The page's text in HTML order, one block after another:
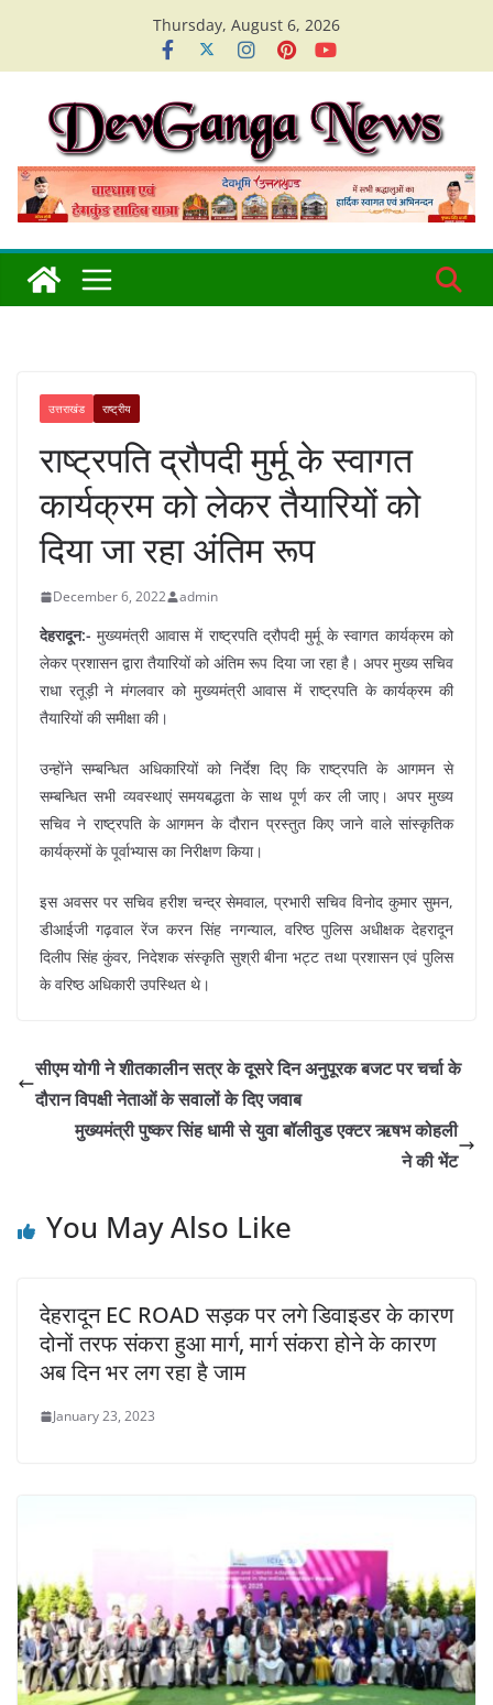
content
Thursday, August 6, 2026
उत्तराखंड राष्ट्रीय
राष्ट्रपति द्रौपदी मुर्मू के स्वागत
कार्यक्रम को लेकर तैयारियों को
दिया जा रहा अंतिम रूप
December 6, 2022 admin
देहरादून:- मुख्यमंत्री आवास में राष्ट्रपति द्रौपदी मुर्मू के स्वागत कार्यक्रम को
लेकर प्रशासन द्वारा तैयारियों को अंतिम रूप दिया जा रहा है। अपर मुख्य सचिव
राधा रतूड़ी ने मंगलवार को मुख्यमंत्री आवास में राष्ट्रपति के कार्यक्रम की
तैयारियों की समीक्षा की।
उन्होंने सम्बन्धित अधिकारियों को निर्देश दिए कि राष्ट्रपति के आगमन से
सम्बन्धित सभी व्यवस्थाएं समयबद्धता के साथ पूर्ण कर ली जाए। अपर मुख्य
सचिव ने राष्ट्रपति के आगमन के दौरान प्रस्तुत किए जाने वाले सांस्कृतिक
कार्यक्रमों के पूर्वाभ्यास का निरीक्षण किया।
इस अवसर पर सचिव हरीश चन्द्र सेमवाल, प्रभारी सचिव विनोद कुमार सुमन,
डीआईजी गढ़वाल रेंज करन सिंह नगन्याल, वरिष्ठ पुलिस अधीक्षक देहरादून
दिलीप सिंह कुंवर, निदेशक संस्कृति सुश्री बीना भट्ट तथा प्रशासन एवं पुलिस
के वरिष्ठ अधिकारी उपस्थित थे।
सीएम योगी ने शीतकालीन सत्र के दूसरे दिन अनुपूरक बजट पर चर्चा के
दौरान विपक्षी नेताओं के सवालों के दिए जवाब
मुख्यमंत्री पुष्कर सिंह धामी से युवा बॉलीवुड एक्टर ऋषभ कोहली
ने की भेंट
You May Also Like
देहरादून EC ROAD सड़क पर लगे डिवाइडर के कारण
दोनों तरफ संकरा हुआ मार्ग, मार्ग संकरा होने के कारण
अब दिन भर लग रहा है जाम
January 23, 2023